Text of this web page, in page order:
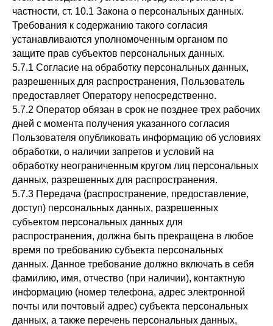
частности, ст. 10.1 Закона о персональных данных.
Требования к содержанию такого согласия
устанавливаются уполномоченным органом по
защите прав субъектов персональных данных.
5.7.1 Согласие на обработку персональных данных,
разрешенных для распространения, Пользователь
предоставляет Оператору непосредственно.
5.7.2 Оператор обязан в срок не позднее трех рабочих
дней с момента получения указанного согласия
Пользователя опубликовать информацию об условиях
обработки, о наличии запретов и условий на
обработку неограниченным кругом лиц персональных
данных, разрешенных для распространения.
5.7.3 Передача (распространение, предоставление,
доступ) персональных данных, разрешенных
субъектом персональных данных для
распространения, должна быть прекращена в любое
время по требованию субъекта персональных
данных. Данное требование должно включать в себя
фамилию, имя, отчество (при наличии), контактную
информацию (номер телефона, адрес электронной
почты или почтовый адрес) субъекта персональных
данных, а также перечень персональных данных,